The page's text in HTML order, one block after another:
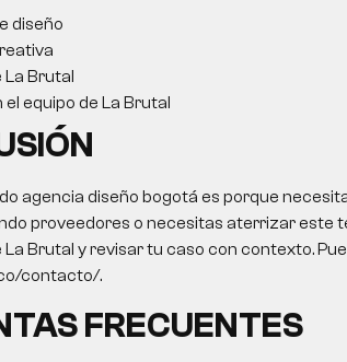
diseño
La Brutal
el equipo de La Brutal
agencia diseño bogotá es porque
proveedores o necesitas aterrizar este
La Brutal y revisar tu caso con contexto.
contacto/.
FRECUENTES